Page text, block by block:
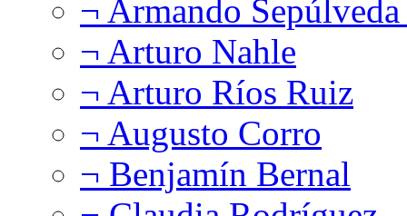
¬ Armando
¬ Arturo Nahle
¬ Arturo Ríos Ruiz
¬ Augusto Corro
¬ Benjamín Bernal